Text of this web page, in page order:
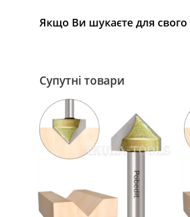
Якщо Ви шукаєте для свого
Супутні товари